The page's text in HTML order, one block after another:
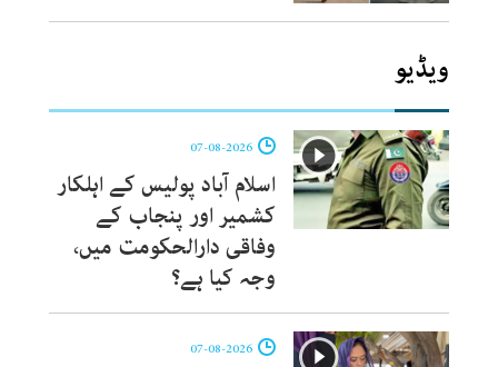
ویڈیو
اسلام آباد پولیس کے اہلکار
کشمیر اور پنجاب کے
وفاقی دارالحکومت میں،
وجہ کیا ہے؟